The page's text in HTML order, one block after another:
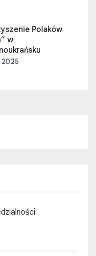
Polaków
w